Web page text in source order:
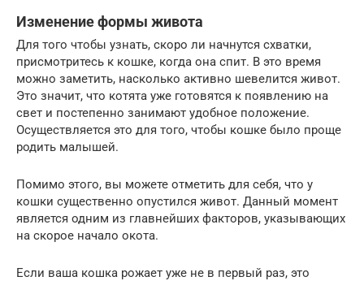
Изменение формы живота
Для того чтобы узнать, скоро ли начнутся схватки,
присмотритесь к кошке, когда она спит. В это время
можно заметить, насколько активно шевелится живот.
Это значит, что котята уже готовятся к появлению на
свет и постепенно занимают удобное положение.
Осуществляется это для того, чтобы кошке было проще
родить малышей.
Помимо этого, вы можете отметить для себя, что у
кошки существенно опустился живот. Данный момент
является одним из главнейших факторов, указывающих
на скорое начало окота.
Если ваша кошка рожает уже не в первый раз, это